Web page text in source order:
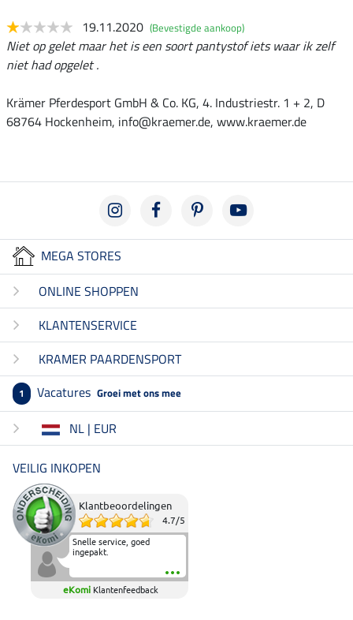
19.11.2020 (Bevestigde aankoop)
Niet op gelet maar het is een soort pantystof iets waar ik zelf
niet had opgelet .
Krämer Pferdesport GmbH & Co. KG, 4. Industriestr. 1 + 2, D
68764 Hockenheim, info@kraemer.de, www.kraemer.de
MEGA STORES
ONLINE SHOPPEN
KLANTENSERVICE
KRAMER PAARDENSPORT
1 Vacatures Groei met ons mee
NL | EUR
VEILIG INKOPEN
Klantbeoordelingen
4.7/5
Snelle service, goed
ingepakt.
eKomi Klantenfeedback